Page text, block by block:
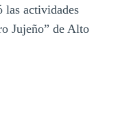
las actividades
Jujeño” de Alto